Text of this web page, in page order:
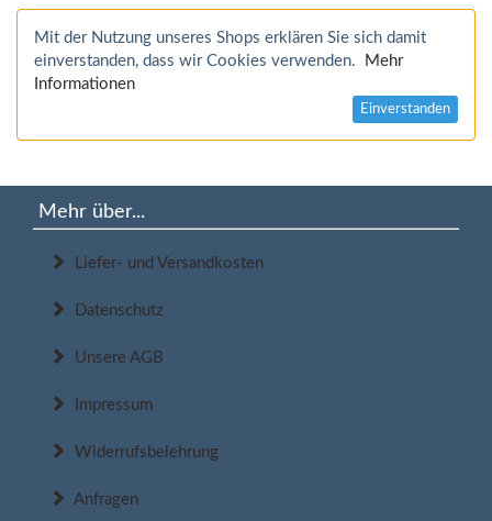
Mit der Nutzung unseres Shops erklären Sie sich damit
einverstanden, dass wir Cookies verwenden.
Mehr
Informationen
Einverstanden
Mehr über...
Liefer- und Versandkosten
Datenschutz
Unsere AGB
Impressum
Widerrufsbelehrung
Anfragen